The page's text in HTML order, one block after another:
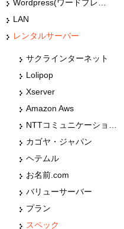
LAN
レンタルサーバー
サクラインターネット
Lolipop
Xserver
Amazon Aws
カゴヤ・ジャパン
ヘテムル
お名前.com
バリューサーバー
プラン
スペック